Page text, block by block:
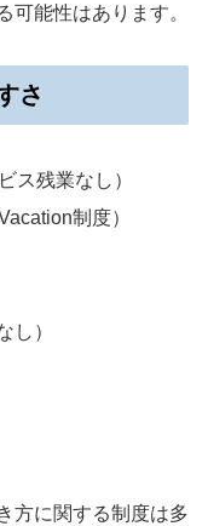
可能性はあります。
さ
ス残業なし）
制度）
し）
方に関する制度は多